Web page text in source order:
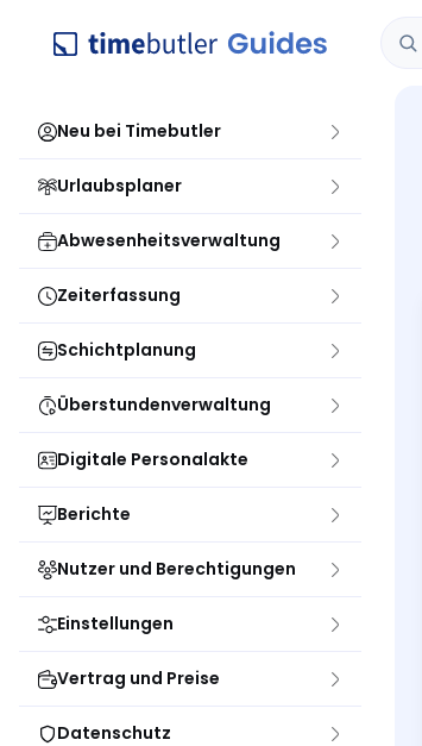
Neu bei Timebutler
Urlaubsplaner
Abwesenheitsverwaltung
Zeiterfassung
Schichtplanung
Überstundenverwaltung
Digitale Personalakte
Berichte
Nutzer und Berechtigungen
Einstellungen
Vertrag und Preise
Datenschutz